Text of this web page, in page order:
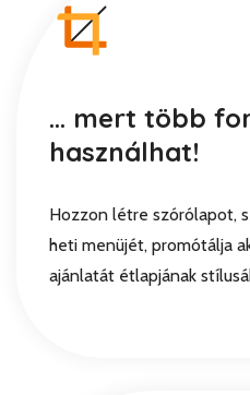
... mert több
használhat!
Hozzon létre szórólapot,
heti menüjét, promótálja
ajánlatát étlapjának